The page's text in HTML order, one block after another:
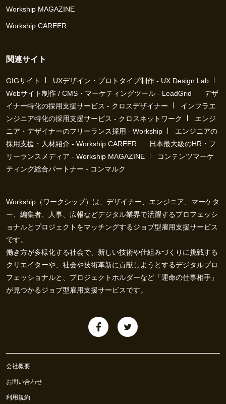
Workship MAGAZINE
Workship CAREER
関連サイト
GIGサイト
UXデザイン・プロトタイプ制作 - UX Design Lab
Webサイト制作 / CMS・マーケティングツール - LeadGrid
デザ
イナー特化の採用支援サービス - クロスデザイナー
インフラエ
ンジニア特化の採用支援サービス - クロスネットワーク
エンジ
ニア・デザイナーのフリーランス採用 - Workship
エンジニアの
採用支援・人材紹介 - Workship CAREER
日本最大級のHR・フ
リーランスメディア - Workship MAGAZINE
コンテンツマーケ
ティング総合パートナー - コンマルク
Workship（ワークシップ）は、デザイナー、エンジニア、マーケタ
ー、編集者、人事、広報などデジタル業界で活躍するプロフェッシ
ョナルとプロジェクトをマッチングするジョブ型雇用支援サービス
です。
働き方が多様化する社会で、新しい技術や仕組みづくりに挑戦する
クリエイターや、社会や技術革新に貢献しようとするデジタルプロ
フェッショナルと、プロジェクトホルダーなど「運命の仕事相手」
が見つかるジョブ型雇用支援サービスです。
会社概要
お問い合わせ
利用規約